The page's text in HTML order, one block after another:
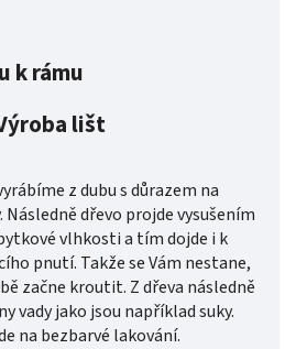
k rámu
lišt
z dubu s důrazem na
dřevo projde vysušením
vlhkosti a tím dojde i k
pnutí. Takže se Vám nestane,
začne kroutit. Z dřeva následně
vady jako jsou například suky.
na bezbarvé lakování.